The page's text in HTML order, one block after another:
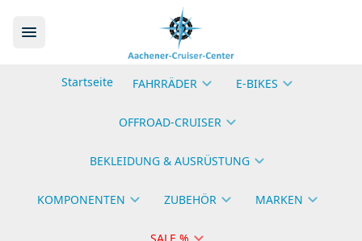
Startseite FAHRRÄDER E-BIKES
OFFROAD-CRUISER
BEKLEIDUNG & AUSRÜSTUNG
KOMPONENTEN ZUBEHÖR MARKEN